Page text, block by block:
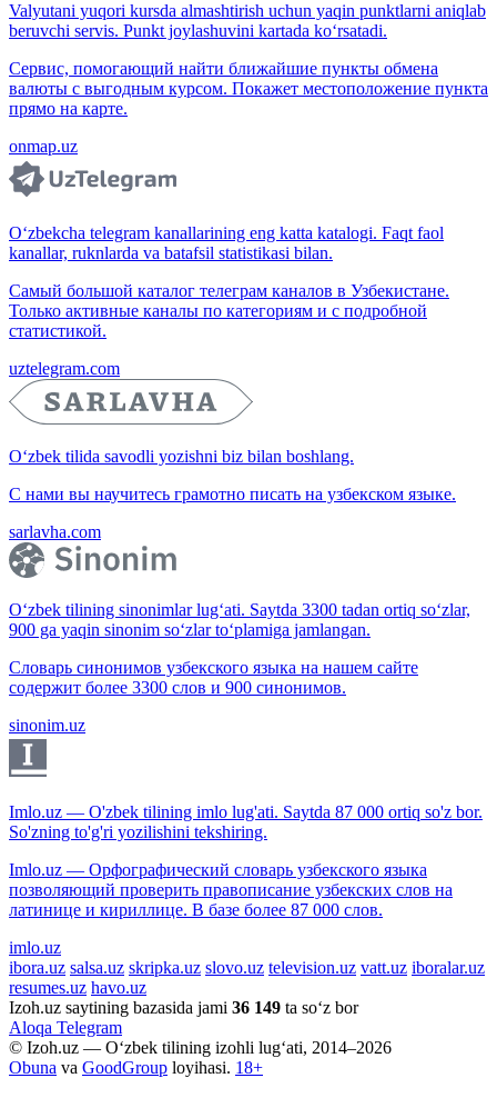
Valyutani yuqori kursda almashtirish uchun yaqin punktlarni aniqlab
beruvchi servis. Punkt joylashuvini kartada ko‘rsatadi.
Сервис, помогающий найти ближайшие пункты обмена
валюты с выгодным курсом. Покажет местоположение пункта
прямо на карте.
onmap.uz
O‘zbekcha telegram kanallarining eng katta katalogi. Faqt faol
kanallar, ruknlarda va batafsil statistikasi bilan.
Самый большой каталог телеграм каналов в Узбекистане.
Только активные каналы по категориям и с подробной
статистикой.
uztelegram.com
O‘zbek tilida savodli yozishni biz bilan boshlang.
С нами вы научитесь грамотно писать на узбекском языке.
sarlavha.com
O‘zbek tilining sinonimlar lug‘ati. Saytda 3300 tadan ortiq so‘zlar,
900 ga yaqin sinonim so‘zlar to‘plamiga jamlangan.
Словарь синонимов узбекского языка на нашем сайте
содержит более 3300 слов и 900 синонимов.
sinonim.uz
Imlo.uz — O'zbek tilining imlo lug'ati. Saytda 87 000 ortiq so'z bor.
So'zning to'g'ri yozilishini tekshiring.
Imlo.uz — Орфографический словарь узбекского языка
позволяющий проверить правописание узбекских слов на
латинице и кириллице. В базе более 87 000 слов.
imlo.uz
ibora.uz salsa.uz skripka.uz slovo.uz television.uz vatt.uz iboralar.uz
resumes.uz havo.uz
Izoh.uz saytining bazasida jami 36 149 ta so‘z bor
Aloqa Telegram
© Izoh.uz — O‘zbek tilining izohli lug‘ati, 2014–2026
Obuna va GoodGroup loyihasi. 18+